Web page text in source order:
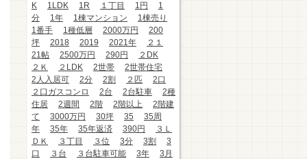
K
1LDK 1R １丁目 1円
1
分
1年 1棟マンション
1棟売り
1番手
1種低層 2000万円
200
坪
2018 2019 2021年
２１
21帖
2500万円 290円
２DK
２Ｋ
２LDK 2世帯
2世帯住宅
2人入居可
2分 2割 ２匹
2口
２口ガスコンロ
2台 2台駐車
2種
住居
2週間 2階 2階以上
2階建
て
3000万円 30坪 35
35周
年
35年 35年返済 390円
３Ｌ
ＤＫ
３丁目 ３位 3分 3割
3
口
３台 ３台駐車可能 3年
3月